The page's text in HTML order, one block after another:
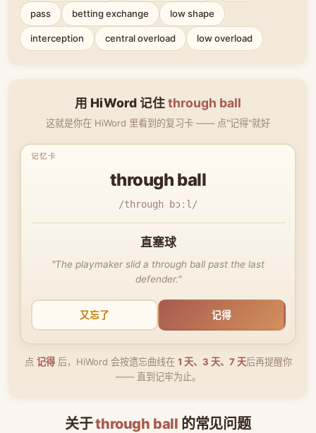
pass betting exchange low shape
interception central overload low overload
用 HiWord 记住through ball
这就是你在 HiWord 里看到的复习卡 —— 点"记得"就好
through ball
/through bɔːl/
直塞球
"The playmaker slid a through ball past the last
defender."
又忘了 记得
点 记得后，HiWord 会按遗忘曲线在 1 天、3 天、7 天后再提醒你
—— 直到记牢为止。
关于through ball 的常见问题